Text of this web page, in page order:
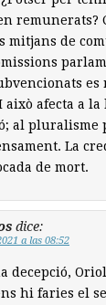
remunerats?
mitjans de
es
això afecta a
al pluralisme
La
de mort.
dice:
a las 08:52
decepció,
hi faries el